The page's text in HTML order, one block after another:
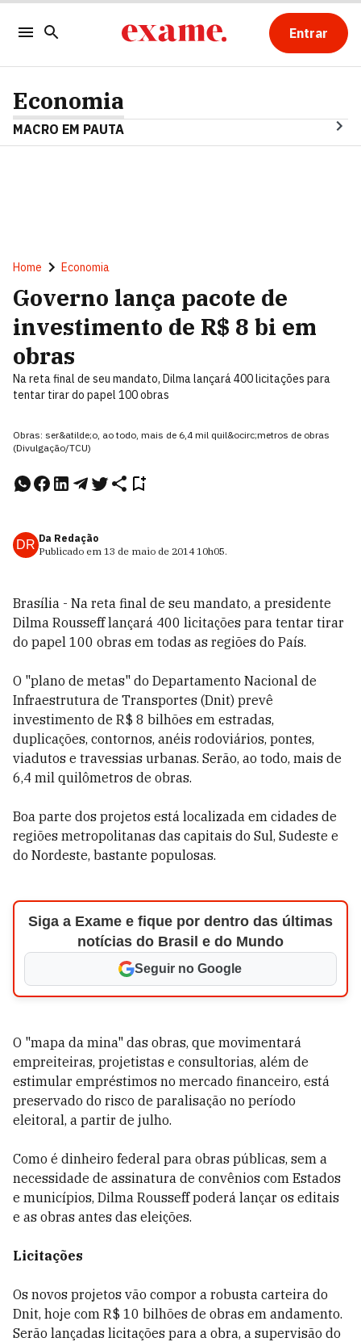
Entrar
Economia
MACRO EM PAUTA
Home Economia
Governo lança pacote de
investimento de R$ 8 bi em
obras
Na reta final de seu mandato, Dilma lançará 400 licitações para
tentar tirar do papel 100 obras
Obras: ser&atilde;o, ao todo, mais de 6,4 mil quil&ocirc;metros de obras
(Divulgação/TCU)
DR Da Redação
Publicado em 13 de maio de 2014 10h05.
Brasília - Na reta final de seu mandato, a presidente
Dilma Rousseff lançará 400 licitações para tentar tirar
do papel 100 obras em todas as regiões do País.
O "plano de metas" do Departamento Nacional de
Infraestrutura de Transportes (Dnit) prevê
investimento de R$ 8 bilhões em estradas,
duplicações, contornos, anéis rodoviários, pontes,
viadutos e travessias urbanas. Serão, ao todo, mais de
6,4 mil quilômetros de obras.
Boa parte dos projetos está localizada em cidades de
regiões metropolitanas das capitais do Sul, Sudeste e
do Nordeste, bastante populosas.
Siga a Exame e fique por dentro das últimas
notícias do Brasil e do Mundo
Seguir no Google
O "mapa da mina" das obras, que movimentará
empreiteiras, projetistas e consultorias, além de
estimular empréstimos no mercado financeiro, está
preservado do risco de paralisação no período
eleitoral, a partir de julho.
Como é dinheiro federal para obras públicas, sem a
necessidade de assinatura de convênios com Estados
e municípios, Dilma Rousseff poderá lançar os editais
e as obras antes das eleições.
Licitações
Os novos projetos vão compor a robusta carteira do
Dnit, hoje com R$ 10 bilhões de obras em andamento.
Serão lançadas licitações para a obra, a supervisão do